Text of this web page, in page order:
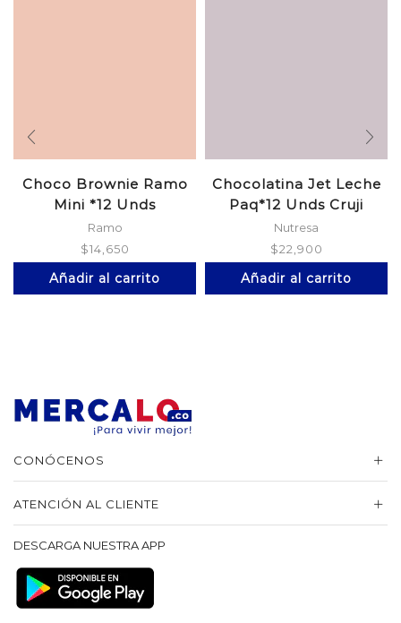
Choco Brownie Ramo
Mini *12 Unds
Ramo
$14,650
Añadir al carrito
Chocolatina Jet Leche
Paq*12 Unds Cruji
Nutresa
$22,900
Añadir al carrito
CONÓCENOS
ATENCIÓN AL CLIENTE
DESCARGA NUESTRA APP